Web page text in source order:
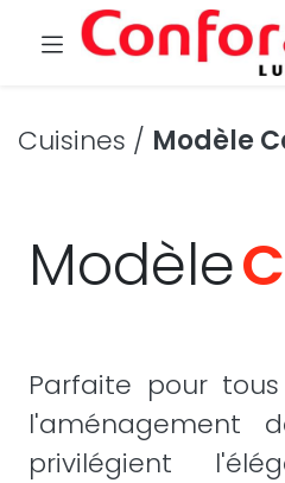
Cuisines / Modèle
Modèle
Parfaite pour
l'aménagement
privilégient